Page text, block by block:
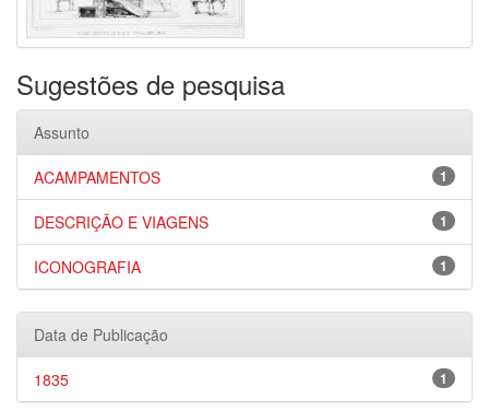
Sugestões de pesquisa
Assunto
1
ACAMPAMENTOS
1
DESCRIÇÃO E VIAGENS
1
ICONOGRAFIA
Data de Publicação
1
1835